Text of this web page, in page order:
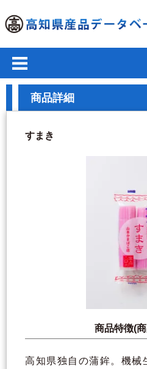
商品詳細
すまき
商品特徴(
高知県独自の蒲鉾。機械